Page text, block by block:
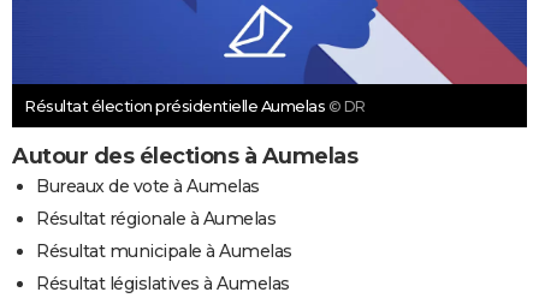
Résultat élection présidentielle Aumelas © DR
Autour des élections à Aumelas
Bureaux de vote à Aumelas
Résultat régionale à Aumelas
Résultat municipale à Aumelas
Résultat législatives à Aumelas